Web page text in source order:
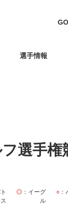
選手情報
選手権
◎：イーグ
ル
○：